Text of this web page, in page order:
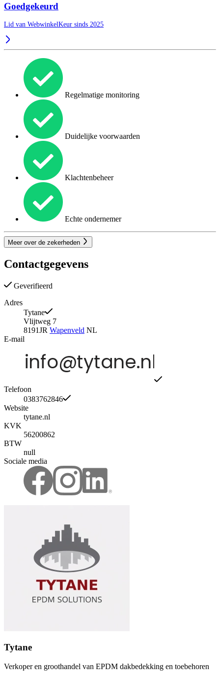
Goedgekeurd
Lid van WebwinkelKeur sinds 2025
Regelmatige monitoring
Duidelijke voorwaarden
Klachtenbeheer
Echte ondernemer
Meer over de zekerheden
Contactgegevens
Geverifieerd
Adres
Tytane
Vlijtweg 7
8191JR Wapenveld NL
E-mail
Telefoon
0383762846
Website
tytane.nl
KVK
56200862
BTW
null
Sociale media
Tytane
Verkoper en groothandel van EPDM dakbedekking en toebehoren